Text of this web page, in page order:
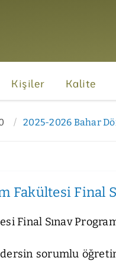
Kişiler Kalite
2025-2026 Bahar
Fakültesi Final
Final Sınav
dersin sorumlu